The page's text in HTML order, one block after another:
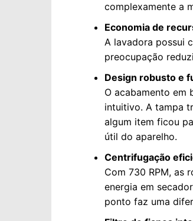
complexamente a
Economia de
A lavadora possui
preocupação
Design robusto e
O acabamento em
intuitivo. A tampa
algum item ficou
útil do aparelho.
Centrifugação
Com 730 RPM, as
energia em
ponto faz uma